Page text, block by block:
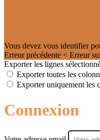
Vous devez vous identifier
Erreur précédente < Erreur
Exporter les lignes
Exporter toutes les
Exporter uniquement les
Connexion